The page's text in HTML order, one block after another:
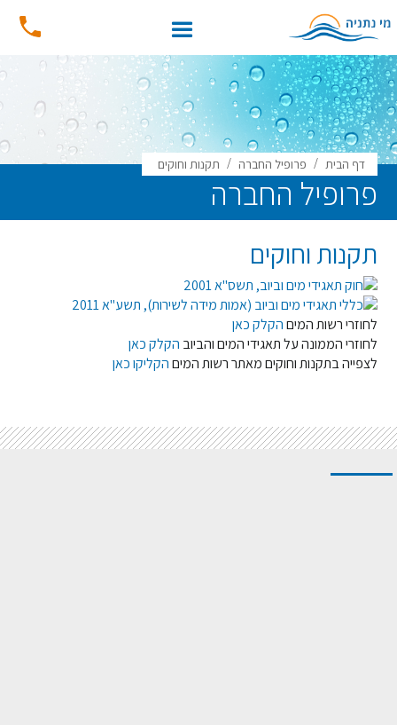
דף הבית / פרופיל החברה / תקנות וחוקים
פרופיל החברה
תקנות וחוקים
חוק תאגידי מים וביוב, תשס"א 2001
כללי תאגידי מים וביוב (אמות מידה לשירות), תשע"א 2011
לחוזרי רשות המיםהקלק כאן
לחוזרי הממונה על תאגידי המים והביוב הקלק כאן
לצפייה בתקנות וחוקים מאתר רשות המיםהקליקו כאן